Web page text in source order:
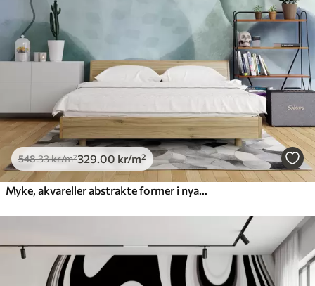
Premium vinyl
650.00 390.00
Peel and Stick
925.00555.00kr/m²
548.33kr/m²329 .00 kr/m²